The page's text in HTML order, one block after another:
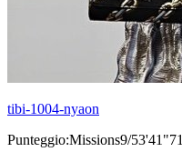
tibi-1004-nyaon
Punteggio:Missions9/53'41"71